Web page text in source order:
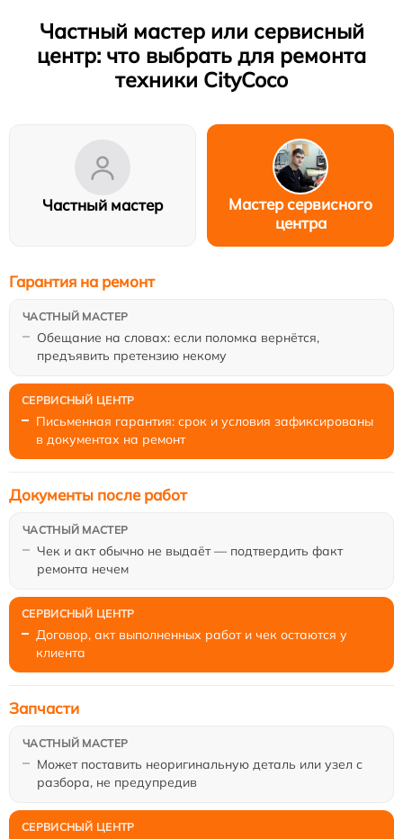
Частный мастер или сервисный
центр: что выбрать для ремонта
техники CityCoco
Частный мастер
Мастер сервисного
центра
Обещание на словах: если поломка вернётся,
предъявить претензию некому
Гарантия на ремонт
Письменная гарантия: срок и условия зафиксированы
в документах на ремонт
Чек и акт обычно не выдаёт — подтвердить факт
ремонта нечем
Документы после работ
Договор, акт выполненных работ и чек остаются у
клиента
Может поставить неоригинальную деталь или узел с
разбора, не предупредив
Запчасти